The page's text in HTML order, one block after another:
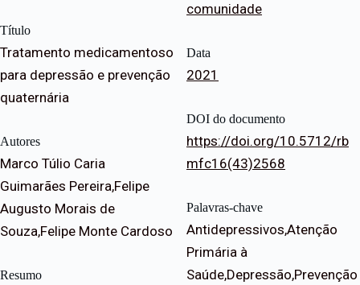
Título
Tratamento medicamentoso
para depressão e prevenção
quaternária
Autores
Marco Túlio Caria
Guimarães Pereira,Felipe
Augusto Morais de
Souza,Felipe Monte Cardoso
Resumo
comunidade
Data
2021
DOI do documento
https://doi.org/10.5712/rb
mfc16(43)2568
Palavras-chave
Antidepressivos,Atenção
Primária à
Saúde,Depressão,Prevenção